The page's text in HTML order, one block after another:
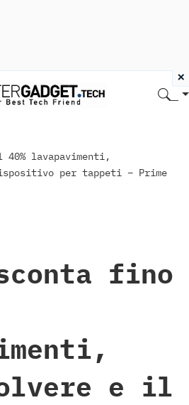
lavapavimenti,
per tappeti – Prime
fino
e il
×